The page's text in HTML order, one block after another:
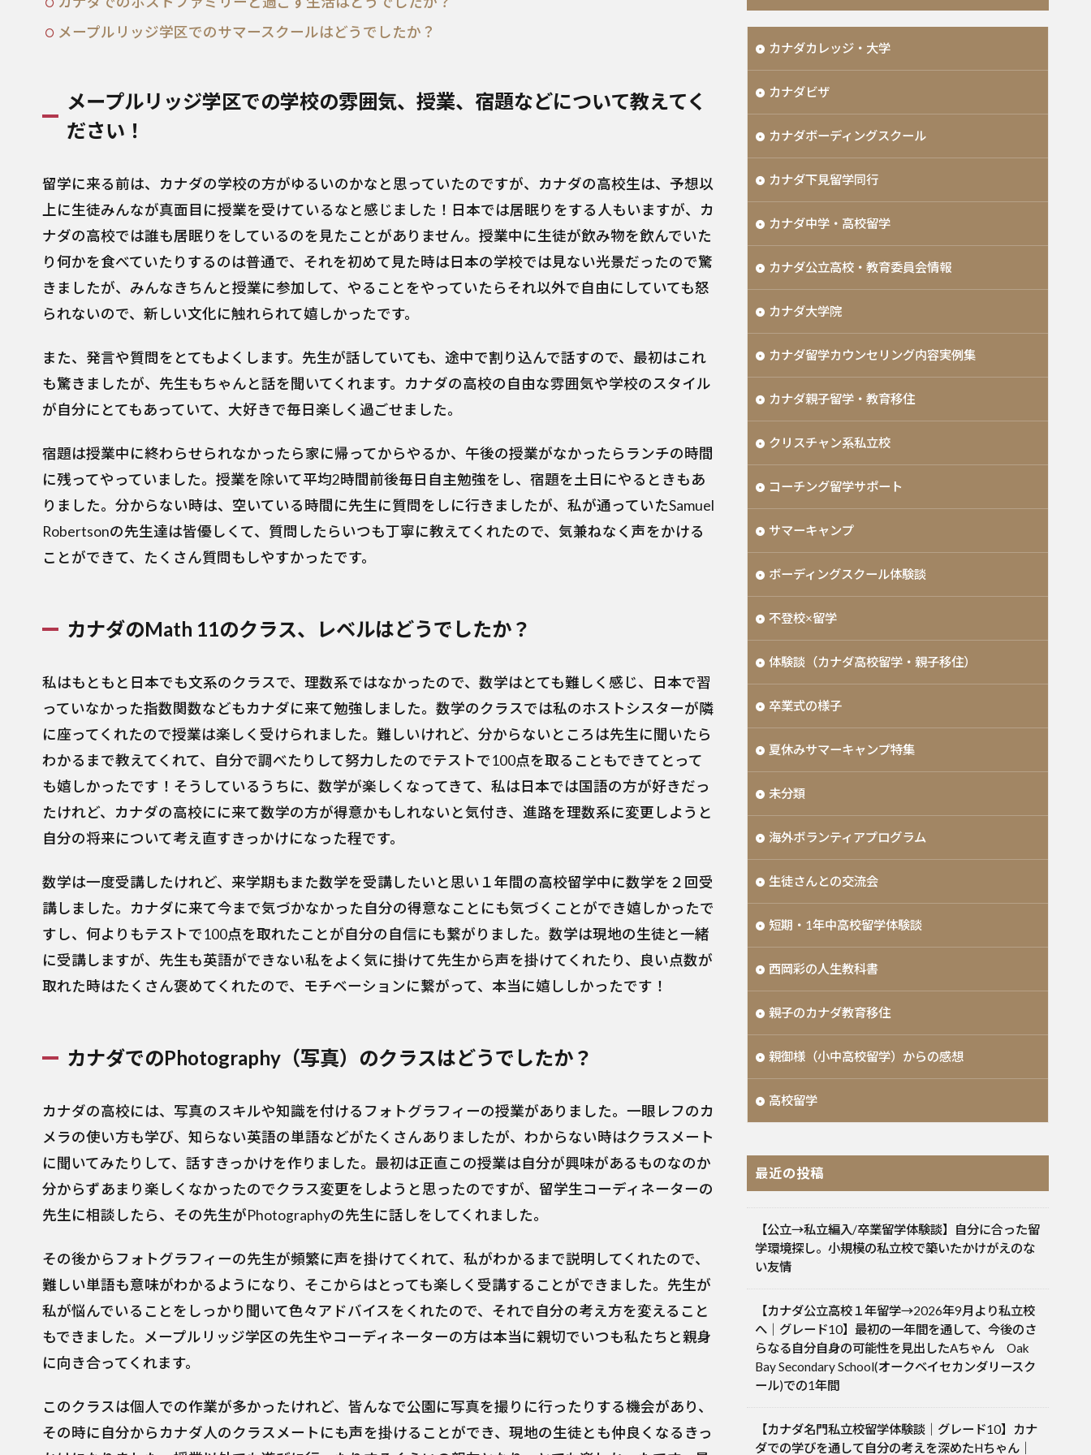
メープルリッジ学区でのサマースクールはどうでしたか？
メープルリッジ学区での学校の雰囲気、授業、宿題などについて教えてく
ださい！
留学に来る前は、カナダの学校の方がゆるいのかなと思っていたのですが、カナダの高校生は、予想以
上に生徒みんなが真面目に授業を受けているなと感じました！日本では居眠りをする人もいますが、カ
ナダの高校では誰も居眠りをしているのを見たことがありません。授業中に生徒が飲み物を飲んでいた
り何かを食べていたりするのは普通で、それを初めて見た時は日本の学校では見ない光景だったので驚
きましたが、みんなきちんと授業に参加して、やることをやっていたらそれ以外で自由にしていても怒
られないので、新しい文化に触れられて嬉しかったです。
また、発言や質問をとてもよくします。先生が話していても、途中で割り込んで話すので、最初はこれ
も驚きましたが、先生もちゃんと話を聞いてくれます。カナダの高校の自由な雰囲気や学校のスタイル
が自分にとてもあっていて、大好きで毎日楽しく過ごせました。
宿題は授業中に終わらせられなかったら家に帰ってからやるか、午後の授業がなかったらランチの時間
に残ってやっていました。授業を除いて平均2時間前後毎日自主勉強をし、宿題を土日にやるときもあ
りました。分からない時は、空いている時間に先生に質問をしに行きましたが、私が通っていたSamuel
Robertsonの先生達は皆優しくて、質問したらいつも丁寧に教えてくれたので、気兼ねなく声をかける
ことができて、たくさん質問もしやすかったです。
カナダのMath 11のクラス、レベルはどうでしたか？
私はもともと日本でも文系のクラスで、理数系ではなかったので、数学はとても難しく感じ、日本で習
っていなかった指数関数などもカナダに来て勉強しました。数学のクラスでは私のホストシスターが隣
に座ってくれたので授業は楽しく受けられました。難しいけれど、分からないところは先生に聞いたら
わかるまで教えてくれて、自分で調べたりして努力したのでテストで100点を取ることもできてとって
も嬉しかったです！そうしているうちに、数学が楽しくなってきて、私は日本では国語の方が好きだっ
たけれど、カナダの高校にに来て数学の方が得意かもしれないと気付き、進路を理数系に変更しようと
自分の将来について考え直すきっかけになった程です。
数学は一度受講したけれど、来学期もまた数学を受講したいと思い１年間の高校留学中に数学を２回受
講しました。カナダに来て今まで気づかなかった自分の得意なことにも気づくことができ嬉しかったで
すし、何よりもテストで100点を取れたことが自分の自信にも繋がりました。数学は現地の生徒と一緒
に受講しますが、先生も英語ができない私をよく気に掛けて先生から声を掛けてくれたり、良い点数が
取れた時はたくさん褒めてくれたので、モチベーションに繋がって、本当に嬉ししかったです！
カナダでのPhotography（写真） のクラスはどうでしたか？
カナダの高校には、写真のスキルや知識を付けるフォトグラフィーの授業がありました。一眼レフのカ
メラの使い方も学び、知らない英語の単語などがたくさんありましたが、わからない時はクラスメート
に聞いてみたりして、話すきっかけを作りました。最初は正直この授業は自分が興味があるものなのか
分からずあまり楽しくなかったのでクラス変更をしようと思ったのですが、留学生コーディネーターの
先生に相談したら、その先生がPhotographyの先生に話しをしてくれました。
その後からフォトグラフィーの先生が頻繁に声を掛けてくれて、私がわかるまで説明してくれたので、
難しい単語も意味がわかるようになり、そこからはとっても楽しく受講することができました。先生が
私が悩んでいることをしっかり聞いて色々アドバイスをくれたので、それで自分の考え方を変えること
もできました。メープルリッジ学区の先生やコーディネーターの方は本当に親切でいつも私たちと親身
に向き合ってくれます。
このクラスは個人での作業が多かったけれど、皆んなで公園に写真を撮りに行ったりする機会があり、
その時に自分からカナダ人のクラスメートにも声を掛けることができ、現地の生徒とも仲良くなるきっ
カナダカレッジ・大学
カナダビザ
カナダボーディングスクール
カナダ下見留学同行
カナダ中学・高校留学
カナダ公立高校・教育委員会情報
カナダ大学院
カナダ留学カウンセリング内容実例集
カナダ親子留学・教育移住
クリスチャン系私立校
コーチング留学サポート
サマーキャンプ
ボーディングスクール体験談
不登校×留学
体験談（カナダ高校留学・親子移住）
卒業式の様子
夏休みサマーキャンプ特集
未分類
海外ボランティアプログラム
生徒さんとの交流会
短期・1年中高校留学体験談
西岡彩の人生教科書
親子のカナダ教育移住
親御様（小中高校留学）からの感想
高校留学
最近の投稿
【公立→私立編入/卒業留学体験談】自分に合った留
学環境探し。小規模の私立校で築いたかけがえのな
い友情
【カナダ公立高校１年留学→2026年9月より私立校
へ｜グレード10】最初の一年間を通して、今後のさ
らなる自分自身の可能性を見出したAちゃん Oak
Bay Secondary School(オークベイセカンダリースク
ール)での1年間
【カナダ名門私立校留学体験談｜グレード10】カナ
ダでの学びを通して自分の考えを深めたHちゃん｜